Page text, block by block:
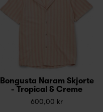
Bongusta Naram Skjorte
- Tropical & Creme
600,00 kr